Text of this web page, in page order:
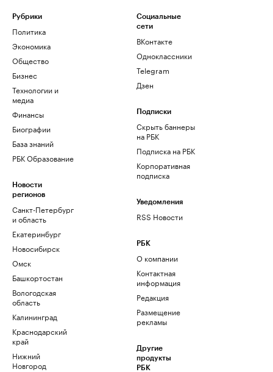
Рубрики
Политика
Экономика
Общество
Бизнес
Технологии и
медиа
Финансы
Биографии
База знаний
РБК Образование
Новости
регионов
Санкт-Петербург
и область
Екатеринбург
Новосибирск
Омск
Башкортостан
Вологодская
область
Калининград
Краснодарский
край
Нижний
Новгород
Социальные
сети
ВКонтакте
Одноклассники
Telegram
Дзен
Подписки
Скрыть баннеры
на РБК
Подписка на РБК
Корпоративная
подписка
Уведомления
RSS Новости
РБК
О компании
Контактная
информация
Редакция
Размещение
рекламы
Другие
продукты
РБК